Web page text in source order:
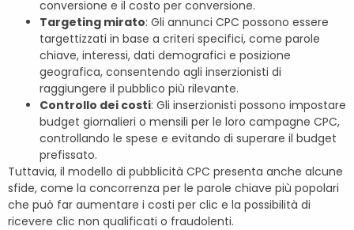
conversione e il costo per conversione.
Targeting mirato: Gli annunci CPC possono essere
targettizzati in base a criteri specifici, come parole
chiave, interessi, dati demografici e posizione
geografica, consentendo agli inserzionisti di
raggiungere il pubblico più rilevante.
Controllo dei costi: Gli inserzionisti possono impostare
budget giornalieri o mensili per le loro campagne CPC,
controllando le spese e evitando di superare il budget
prefissato.
Tuttavia, il modello di pubblicità CPC presenta anche alcune
sfide, come la concorrenza per le parole chiave più popolari
che può far aumentare i costi per clic e la possibilità di
ricevere clic non qualificati o fraudolenti.